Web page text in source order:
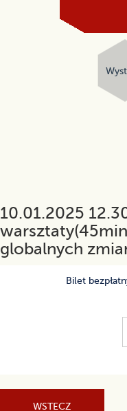
10.01.2025
globalnych
Bilet